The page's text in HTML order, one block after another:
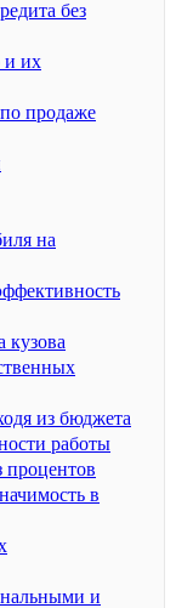
без
и их
продаже
на
кузова
из бюджета
работы
процентов
в
и